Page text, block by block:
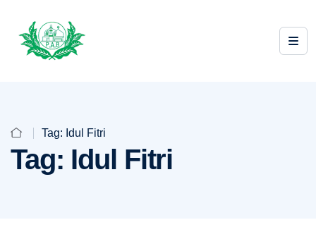
Tag: Idul Fitri
Tag: Idul Fitri